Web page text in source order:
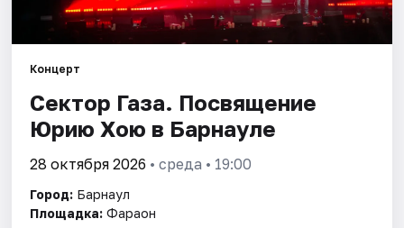
Города
Артисты
Рейтинги
Концерт
Сектор Газа. Посвящение
Юрию Хою в Барнауле
28 октября 2026 • среда • 19:00
Город: Барнаул
Площадка: Фараон